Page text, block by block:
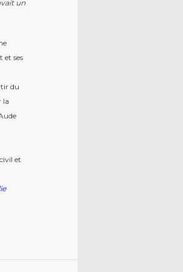
un
et ses
du
la
et